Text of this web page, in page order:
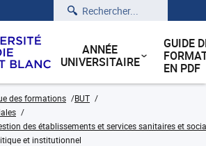
Rechercher
ANNÉE
UNIVERSITAIRE
GUIDE
EN PDF
des formations
BUT
des établissements et services sanitaires et
et institutionnel